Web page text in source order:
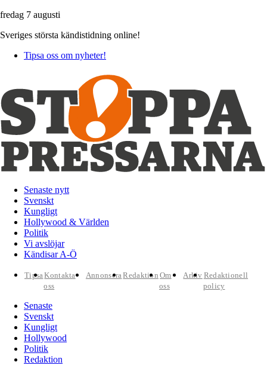
fredag 7 augusti
Sveriges största kändistidning online!
Tipsa oss om nyheter!
Senaste nytt
Svenskt
Kungligt
Hollywood & Världen
Politik
Vi avslöjar
Kändisar A-Ö
TipsaKontakta
oss
AnnonseraRedaktion Om
oss
Arkiv Redaktionell
policy
Senaste
Svenskt
Kungligt
Hollywood
Politik
Redaktion